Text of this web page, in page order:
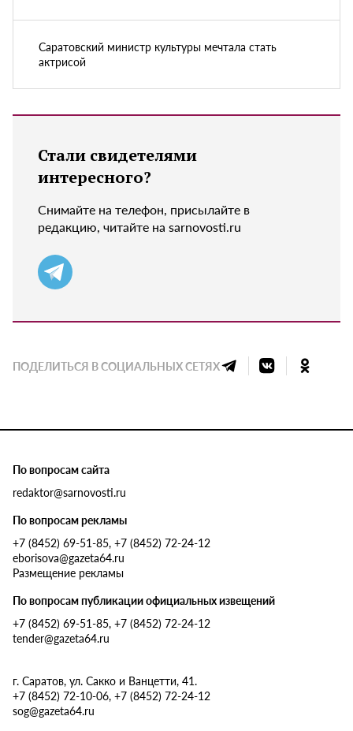
Саратовский министр культуры мечтала стать
актрисой
Стали свидетелями
интересного?
Снимайте на телефон, присылайте в
редакцию, читайте на sarnovosti.ru
ПОДЕЛИТЬСЯ В СОЦИАЛЬНЫХ СЕТЯХ
По вопросам сайта
redaktor@sarnovosti.ru
По вопросам рекламы
+7 (8452) 69-51-85, +7 (8452) 72-24-12
eborisova@gazeta64.ru
Размещение рекламы
По вопросам публикации официальных извещений
+7 (8452) 69-51-85, +7 (8452) 72-24-12
tender@gazeta64.ru
г. Саратов, ул. Сакко и Ванцетти, 41.
+7 (8452) 72-10-06, +7 (8452) 72-24-12
sog@gazeta64.ru